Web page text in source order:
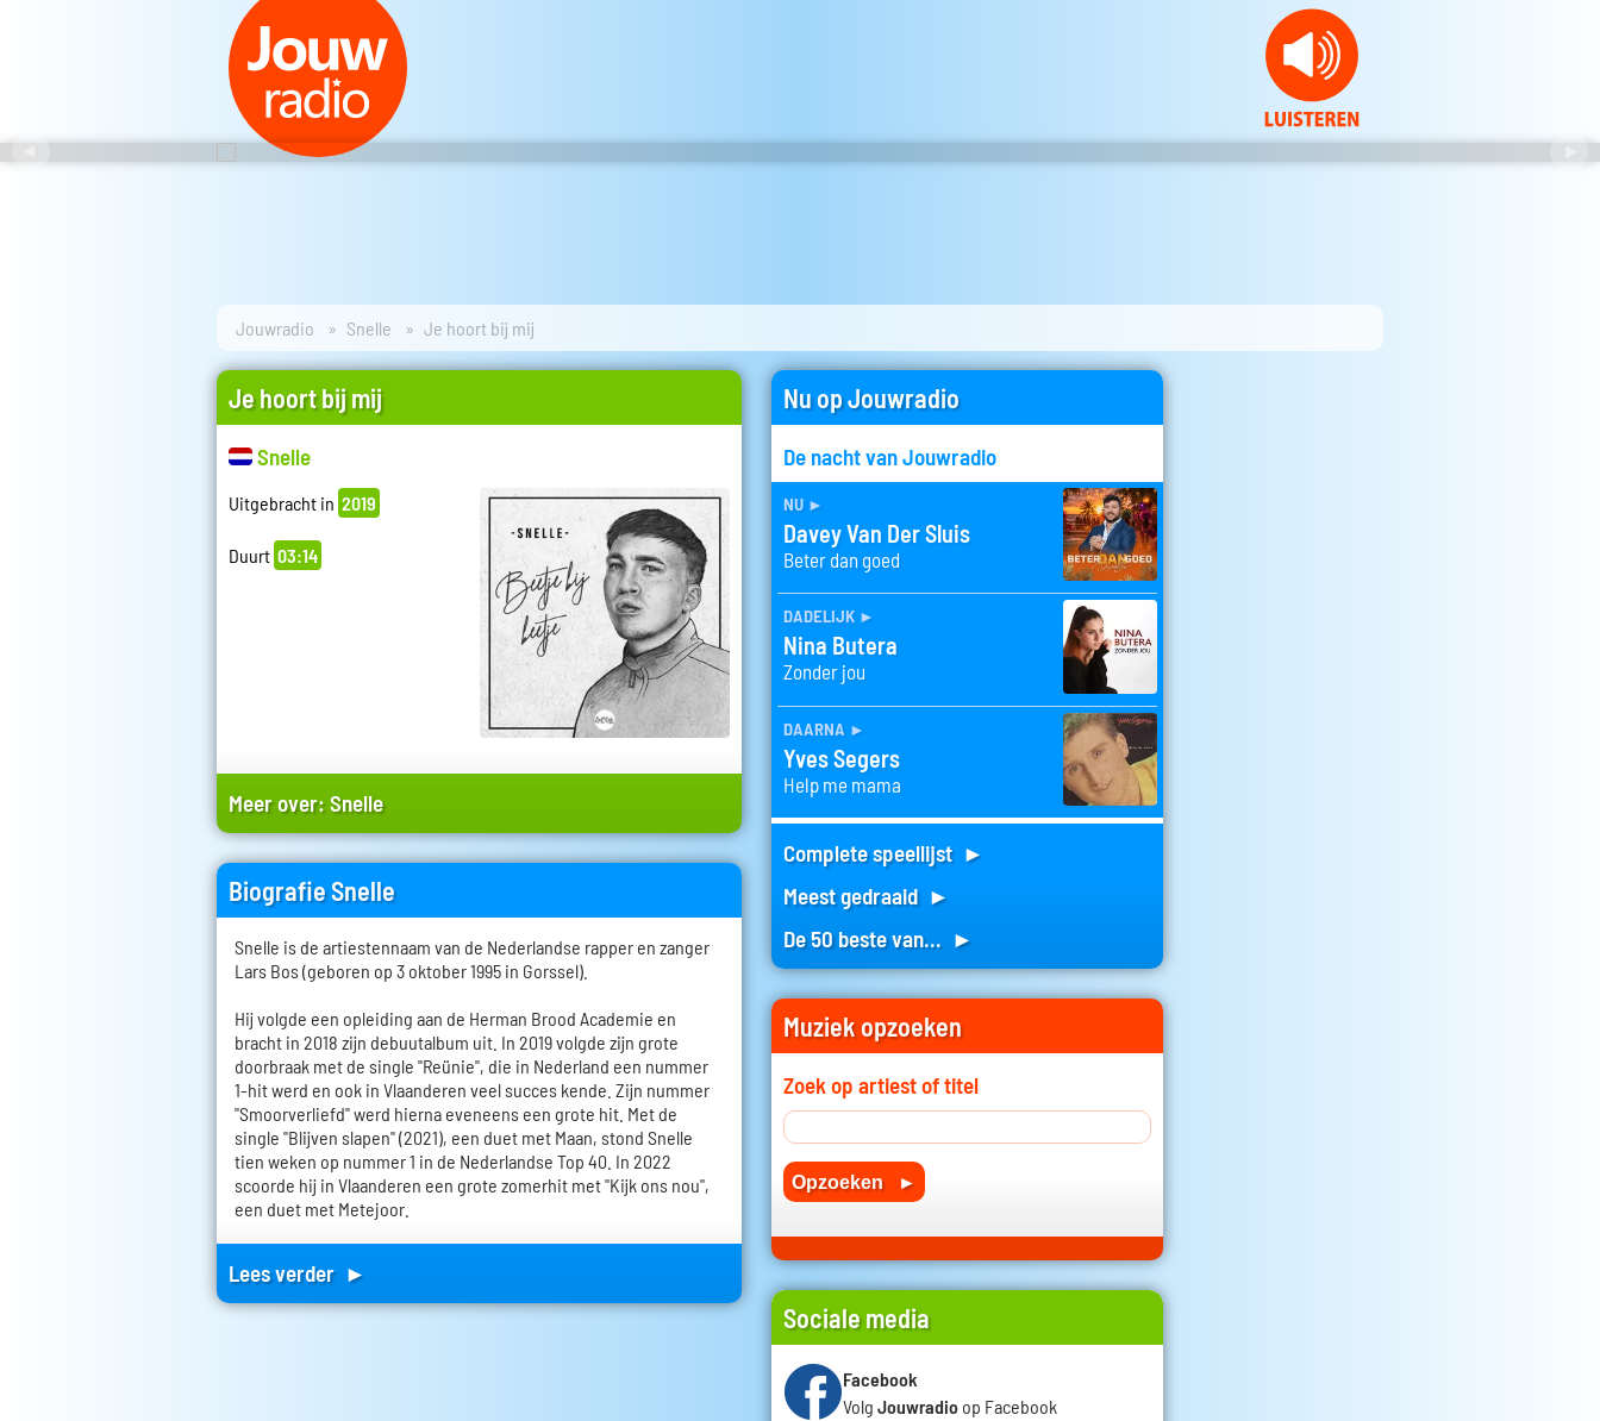
Jouwradio Snelle Je hoort bij mij
Je hoort bij mij
Snelle
Uitgebracht in 2019
Duurt 03:14
Meer over:Snelle
Biografie Snelle
Snelle is de artiestennaam van de Nederlandse rapper en zanger
Lars Bos (geboren op 3 oktober 1995 in Gorssel).
Hij volgde een opleiding aan de Herman Brood Academie en
bracht in 2018 zijn debuutalbum uit. In 2019 volgde zijn grote
doorbraak met de single "Reünie", die in Nederland een nummer
1-hit werd en ook in Vlaanderen veel succes kende. Zijn nummer
"Smoorverliefd" werd hierna eveneens een grote hit. Met de
single "Blijven slapen" (2021), een duet met Maan, stond Snelle
tien weken op nummer 1 in de Nederlandse Top 40. In 2022
scoorde hij in Vlaanderen een grote zomerhit met "Kijk ons nou",
een duet met Metejoor.
Lees verder ►
Nu op Jouwradio
De nacht van Jouwradio
nu ►
Davey Van Der Sluis
Beter dan goed
dadelijk ►
Nina Butera
Zonder jou
daarna ►
Yves Segers
Help me mama
Complete speellijst ►
Meest gedraaid ►
De 50 beste van... ►
Muziek opzoeken
Zoek op artiest of titel
Sociale media
Facebook
Volg Jouwradio op Facebook